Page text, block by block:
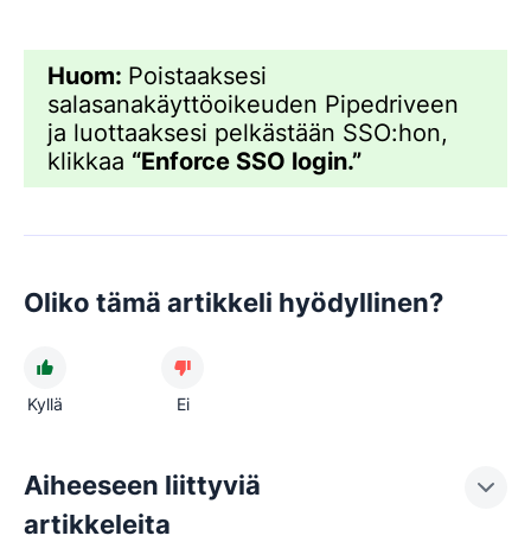
Huom: Poistaaksesi
salasanakäyttöoikeuden Pipedriveen
ja luottaaksesi pelkästään SSO:hon,
klikkaa “Enforce SSO login.”
Oliko tämä artikkeli hyödyllinen?
Kyllä Ei
Aiheeseen liittyviä
artikkeleita